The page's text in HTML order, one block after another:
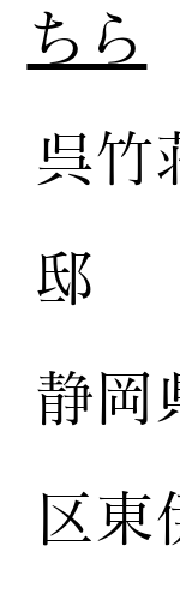
呉竹
邸
静岡
区東
ちら